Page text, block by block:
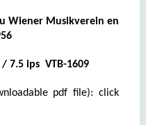
Wiener Musikverein en
7.5 ips VTB-1609
pdf file): click